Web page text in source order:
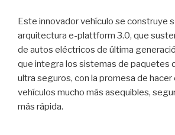
Este innovador vehículo se construye
arquitectura e-plattform 3.0, que
de autos eléctricos de última
que integra los sistemas de paquetes
ultra seguros, con la promesa de
vehículos mucho más asequibles,
más rápida.